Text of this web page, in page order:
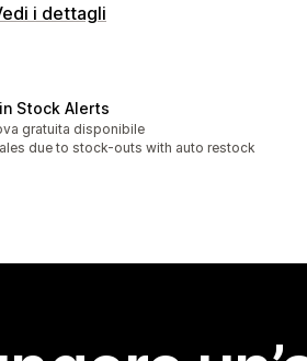
i dettagli
Stock Alerts
totaligratuita disponibile
due to stock-outs with auto restock